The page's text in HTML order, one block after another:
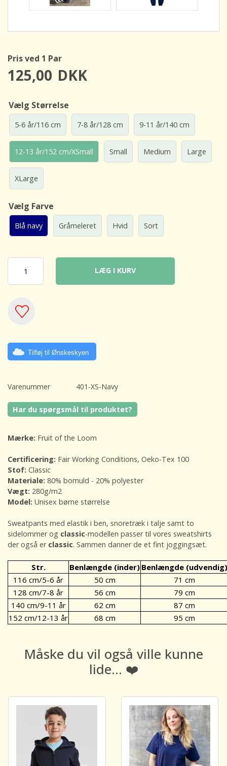
Pris ved 1 Par
125,00 DKK
Vælg Størrelse
5-6 år/116 cm 7-8 år/128 cm 9-11 år/140 cm
12-13 år/152 cm/XSmall Small Medium Large
XLarge
Vælg Farve
Blå navy Gråmeleret Hvid Sort
LÆG I KURV
Tilføj til Ønskeskyen
Varenummer 401-XS-Navy
Har du spørgsmål til produktet?
Mærke: Fruit of the Loom
Certificering: Fair Working Conditions, Oeko-Tex 100
Stof: Classic
Materiale: 80% bomuld - 20% polyester
Vægt: 280g/m2
Model: Unisex børne størrelse
Sweatpants med elastik i ben, snoretræk i talje samt to
sidelommer og classic-modellen passer til vores sweatshirts
der også er classic. Sammen danner de et fint joggingsæt.
Str. Benlængde (inder) Benlængde (udvendig)
116 cm/5-6 år
50 cm
71 cm
128 cm/7-8 år
56 cm
79 cm
140 cm/9-11 år
62 cm
87 cm
152 cm/12-13 år
68 cm 95 cm
Måske du vil også ville kunne
lide... ❤️